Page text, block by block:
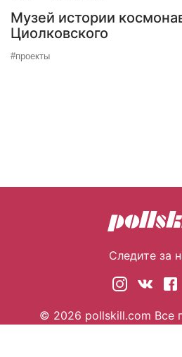
Музей истории
Циолковского
#проекты
Следите за
© 2026 pollskill.com Все